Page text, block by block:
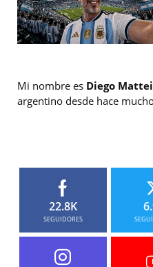
Mi nombre es Diego Mattei
argentino desde hace
22.8K
SEGUIDORES